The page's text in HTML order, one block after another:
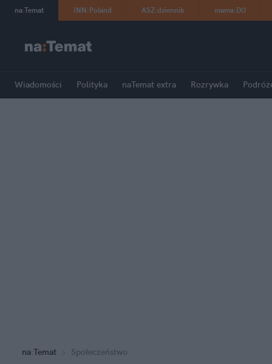
na:Temat INN:Poland ASZ:dziennik mama:DU
Wiadomości Polityka naTemat extra Rozrywka
na:Temat Społeczeństwo